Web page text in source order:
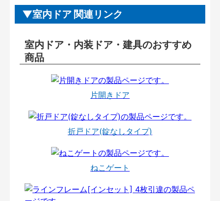
室内ドア 関連リンク
室内ドア・内装ドア・建具のおすすめ
商品
片開きドア
折戸ドア(錠なしタイプ)
ねこゲート